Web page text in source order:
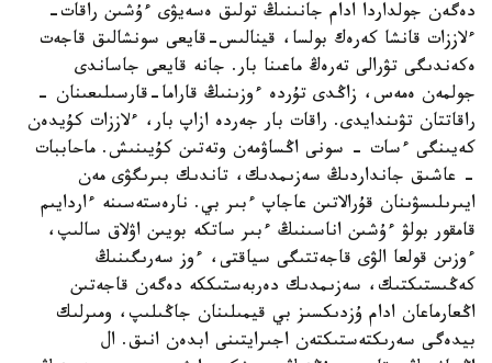
دەگەن جولداردا ادام جانىنىڭ تولىق ەسەيۋى ءۇشىن راقات-
ءلاززات قانشا كەرەك بولسا، قينالىس-قايعى سونشالىق قاجەت
ەكەندىگى تۋرالى تەرەڭ ماعىنا بار. جانە قايعى جاساندى
جولمەن ەمەس، زاڭدى تۇردە ءوزىنىڭ قاراما-قارسىلىعىنان -
راقاتتان تۋىندايدى. راقات بار جەردە ازاپ بار، ءلاززات كۇيدەن
كەيىنگى ءسات - سونى اڭساۋمەن وتەتىن كۇيىنىش. ماحاببات
- عاشىق جانداردىڭ سەزىمدىك، تاندىك بىرىگۋى مەن
ايىرىلىسۋىنان قۇرالاتىن عاجاپ ءبىر بي. نارەستەسىنە ءاردايىم
قامقور بولۋ ءۇشىن اناسىنىڭ ءبىر ساتكە بويىن اۋلاق سالىپ،
ءوزىن قولعا الۋى قاجەتتىگى سياقتى، ءوز سەرىگىنىڭ
كەڭىستىكتىك، سەزىمدىك دەربەستىككە دەگەن قاجەتىن
اڭعارماعان ادام ۇزدىكسىز بي قيمىلىنان جاڭىلىپ، ومىرلىك
بيدەگى سەرىكتەستىكتەن اجىرايتىنى ابدەن انىق. ال